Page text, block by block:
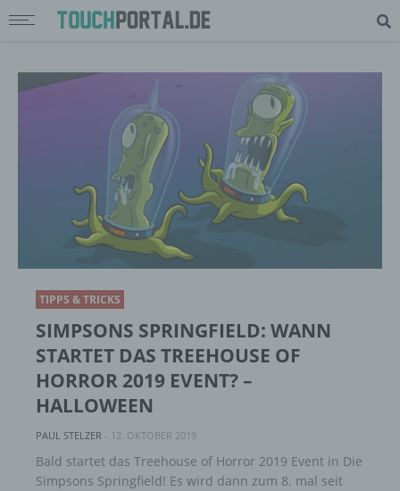
TIPPS & TRICKS
SIMPSONS SPRINGFIELD: WANN
STARTET DAS TREEHOUSE OF
HORROR 2019 EVENT? –
HALLOWEEN
PAUL STELZER - 12. OKTOBER 2019
Bald startet das Treehouse of Horror 2019 Event in Die
Simpsons Springfield! Es wird dann zum 8. mal seit